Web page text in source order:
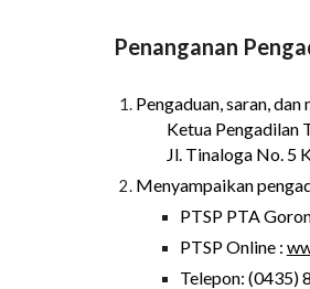
Penanganan
Pengaduan, saran,
Ketua Pengadilan
Jl. Tinaloga No. 5
Menyampaikan
PTSP PTA
PTSP Online :
Telepon: (0435)